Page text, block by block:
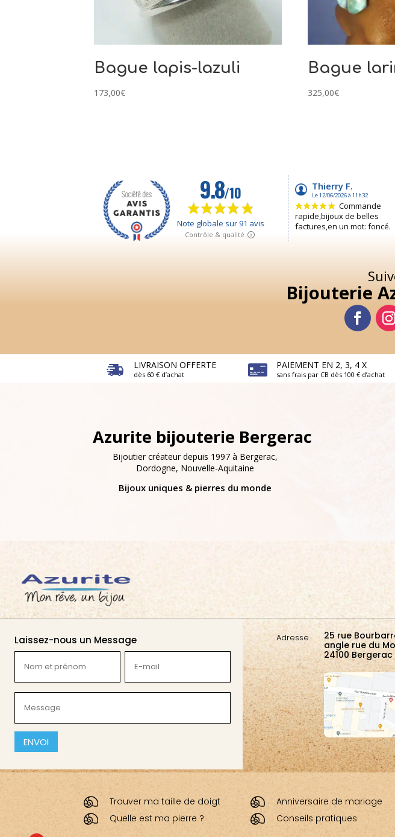
Bague lapis-lazuli
173,00€
Bague
325,00€
Bijouterie
LIVRAISON OFFERTE
dès 60 € d’achat
PAIEMENT EN 2, 3, 4 X
sans frais par CB dès 100 € d’achat
Azurite bijouterie Bergerac
Bijoutier créateur depuis 1997 à Bergerac,
Dordogne, Nouvelle-Aquitaine
Bijoux uniques & pierres du monde
Laissez-nous un Message
et
prénom
mail
(Nécessaire)
(Nécessaire)
CAPTCHA
Adresse
25 rue
angle rue du
24100 Bergerac
Trouver ma taille de doigt
Quelle est ma pierre ?
Anniversaire de mariage
Conseils pratiques